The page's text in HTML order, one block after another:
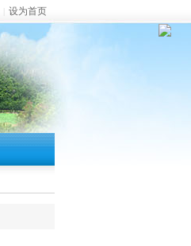
设为首页